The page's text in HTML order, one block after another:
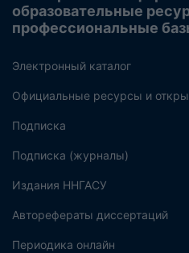
образовательные
профессиональные
Электронный каталог
Официальные ресурсы и
Подписка
Подписка (журналы)
Издания ННГАСУ
Авторефераты диссертаций
Периодика онлайн